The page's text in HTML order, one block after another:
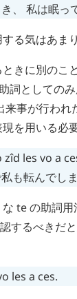
、 私は眠っ
る気はあま
きに別の
詞としての
来事が行わ
を用いる必
zîd les vo a
も転んでしま
teの助詞用
するべきだ
les a ces.